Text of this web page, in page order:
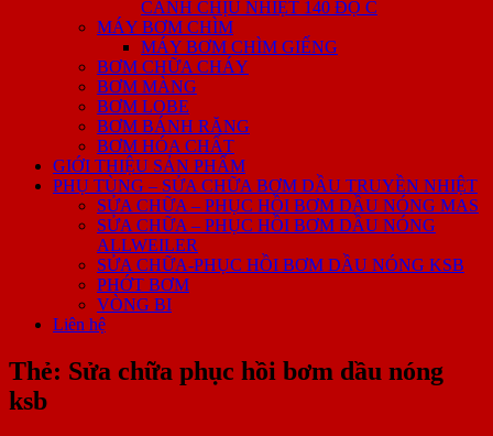
CÁNH CHỊU NHIỆT 140 ĐỘ C
MÁY BƠM CHÌM
MÁY BƠM CHÌM GIẾNG
BƠM CHỮA CHÁY
BƠM MÀNG
BƠM LOBE
BƠM BÁNH RĂNG
BƠM HÓA CHẤT
GIỚI THIỆU SẢN PHẨM
PHỤ TÙNG – SỬA CHỮA BƠM DẦU TRUYỀN NHIỆT
SỬA CHỮA – PHỤC HỒI BƠM DẦU NÓNG MAS
SỬA CHỮA – PHỤC HỒI BƠM DẦU NÓNG
ALLWEILER
SỬA CHỮA-PHỤC HỒI BƠM DẦU NÓNG KSB
PHỚT BƠM
VÒNG BI
Liên hệ
Thẻ: Sửa chữa phục hồi bơm dầu nóng
ksb